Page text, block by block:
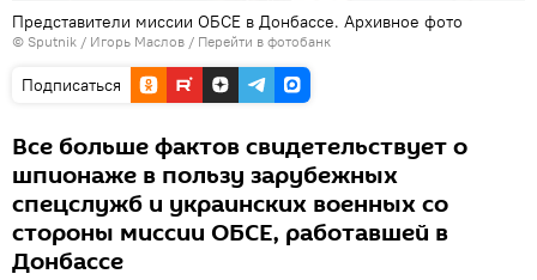
Представители миссии ОБСЕ в Донбассе. Архивное фото
© Sputnik / Игорь Маслов / Перейти в фотобанк
Подписаться
Все больше фактов свидетельствует о
шпионаже в пользу зарубежных
спецслужб и украинских военных со
стороны миссии ОБСЕ, работавшей в
Донбассе